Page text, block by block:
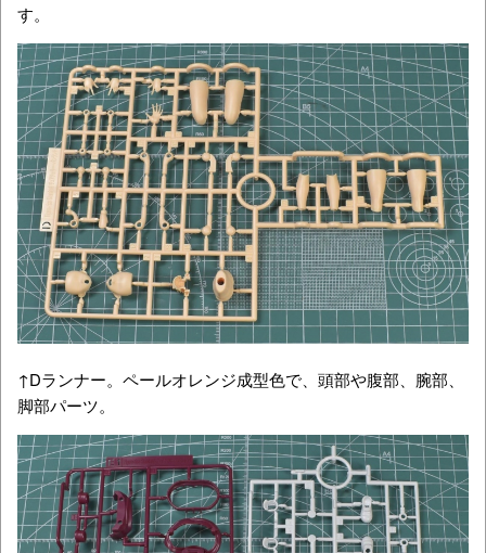
す。
↑Dランナー。ペールオレンジ成型色で、頭部や腹部、腕部、
脚部パーツ。